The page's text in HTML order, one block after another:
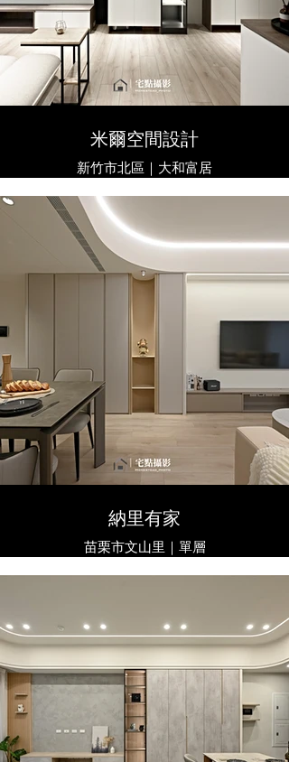
米爾空間設計
新竹市北區｜大和富居
​納里有家
苗栗市文山里｜單層